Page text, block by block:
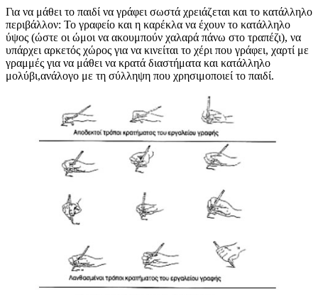
Για να μάθει το παιδί να γράφει σωστά χρειάζεται και το κατάλληλο
περιβάλλον: Το γραφείο και η καρέκλα να έχουν το κατάλληλο
ύψος (ώστε οι ώμοι να ακουμπούν χαλαρά πάνω στο τραπέζι), να
υπάρχει αρκετός χώρος για να κινείται το χέρι που γράφει, χαρτί με
γραμμές για να μάθει να κρατά διαστήματα και κατάλληλο
μολύβι,ανάλογο με τη σύλληψη που χρησιμοποιεί το παιδί.